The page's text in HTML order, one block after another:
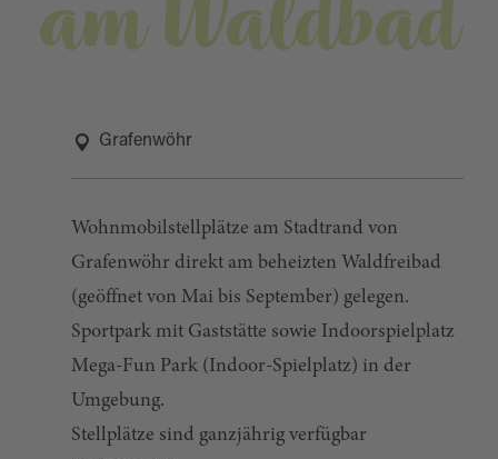
am Waldbad
Grafenwöhr
Wohnmobilstellplätze am Stadtrand von
Grafenwöhr direkt am beheizten Waldfreibad
(geöffnet von Mai bis September) gelegen.
Sportpark mit Gaststätte sowie Indoorspielplatz
Mega-Fun Park (Indoor-Spielplatz) in der
Umgebung.
Stellplätze sind ganzjährig verfügbar